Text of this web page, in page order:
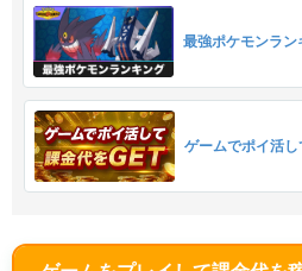
最強ポケモンラン
ゲームでポイ活し